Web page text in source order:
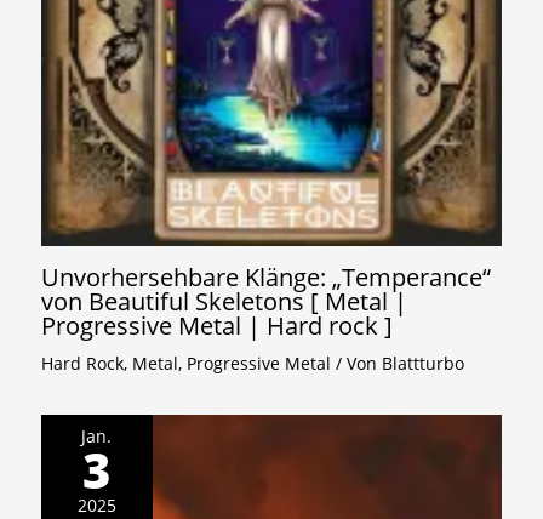
Unvorhersehbare Klänge: „Temperance“
von Beautiful Skeletons [ Metal |
Progressive Metal | Hard rock ]
Hard Rock, Metal, Progressive Metal / Von Blattturbo
Jan.
3
2025